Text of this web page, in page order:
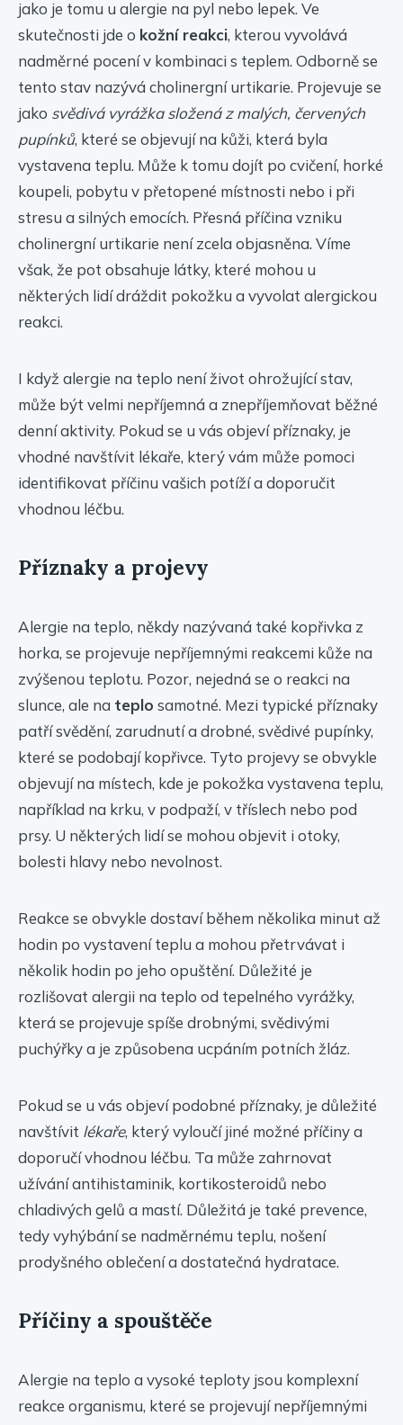
jako je tomu u alergie na pyl nebo lepek. Ve
skutečnosti jde o kožní reakci, kterou vyvolává
nadměrné pocení v kombinaci s teplem. Odborně se
tento stav nazývá cholinergní urtikarie. Projevuje se
jako svědivá vyrážka složená z malých, červených
pupínků, které se objevují na kůži, která byla
vystavena teplu. Může k tomu dojít po cvičení, horké
koupeli, pobytu v přetopené místnosti nebo i při
stresu a silných emocích. Přesná příčina vzniku
cholinergní urtikarie není zcela objasněna. Víme
však, že pot obsahuje látky, které mohou u
některých lidí dráždit pokožku a vyvolat alergickou
reakci.
I když alergie na teplo není život ohrožující stav,
může být velmi nepříjemná a znepříjemňovat běžné
denní aktivity. Pokud se u vás objeví příznaky, je
vhodné navštívit lékaře, který vám může pomoci
identifikovat příčinu vašich potíží a doporučit
vhodnou léčbu.
Příznaky a projevy
Alergie na teplo, někdy nazývaná také kopřivka z
horka, se projevuje nepříjemnými reakcemi kůže na
zvýšenou teplotu. Pozor, nejedná se o reakci na
slunce, ale na teplo samotné. Mezi typické příznaky
patří svědění, zarudnutí a drobné, svědivé pupínky,
které se podobají kopřivce. Tyto projevy se obvykle
objevují na místech, kde je pokožka vystavena teplu,
například na krku, v podpaží, v tříslech nebo pod
prsy. U některých lidí se mohou objevit i otoky,
bolesti hlavy nebo nevolnost.
Reakce se obvykle dostaví během několika minut až
hodin po vystavení teplu a mohou přetrvávat i
několik hodin po jeho opuštění. Důležité je
rozlišovat alergii na teplo od tepelného vyrážky,
která se projevuje spíše drobnými, svědivými
puchýřky a je způsobena ucpáním potních žláz.
Pokud se u vás objeví podobné příznaky, je důležité
navštívit lékaře, který vyloučí jiné možné příčiny a
doporučí vhodnou léčbu. Ta může zahrnovat
užívání antihistaminik, kortikosteroidů nebo
chladivých gelů a mastí. Důležitá je také prevence,
tedy vyhýbání se nadměrnému teplu, nošení
prodyšného oblečení a dostatečná hydratace.
Příčiny a spouštěče
Alergie na teplo a vysoké teploty jsou komplexní
reakce organismu, které se projevují nepříjemnými